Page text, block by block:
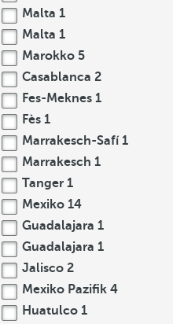
Malta 1
Malta 1
Marokko 5
Casablanca 2
Fes-Meknes 1
Fès 1
Marrakesch-Safí1
Marrakesch 1
Tanger 1
Mexiko 14
Guadalajara 1
Guadalajara 1
Jalisco 2
Mexiko Pazifik 4
Huatulco 1